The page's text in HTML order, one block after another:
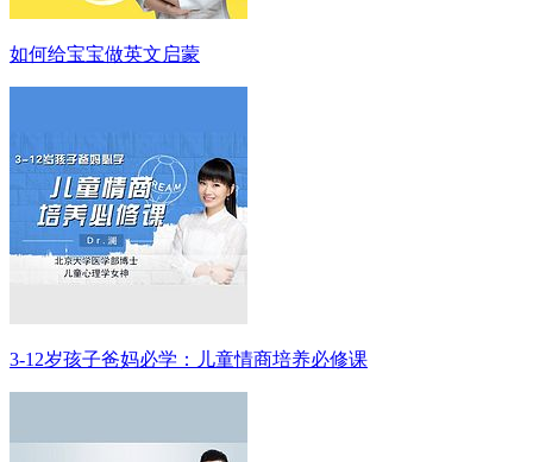
如何给宝宝做英文启蒙
3-12岁孩子爸妈必学：儿童情商培养必修课